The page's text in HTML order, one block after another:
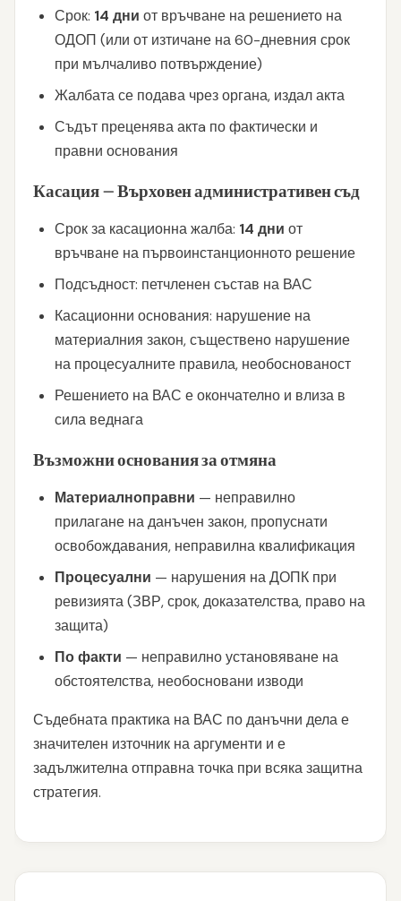
Срок: 14 дни от връчване на решението на
ОДОП (или от изтичане на 60-дневния срок
при мълчаливо потвърждение)
Жалбата се подава чрез органа, издал акта
Съдът преценява актa по фактически и
правни основания
Касация — Върховен административен съд
Срок за касационна жалба: 14 дни от
връчване на първоинстанционното решение
Подсъдност: петчленен състав на ВАС
Касационни основания: нарушение на
материалния закон, съществено нарушение
на процесуалните правила, необоснованост
Решението на ВАС е окончателно и влиза в
сила веднага
Възможни основания за отмяна
Материалноправни — неправилно
прилагане на данъчен закон, пропуснати
освобождавания, неправилна квалификация
Процесуални — нарушения на ДОПК при
ревизията (ЗВР, срок, доказателства, право на
защита)
По факти — неправилно установяване на
обстоятелства, необосновани изводи
Съдебната практика на ВАС по данъчни дела е
значителен източник на аргументи и е
задължителна отправна точка при всяка защитна
стратегия.